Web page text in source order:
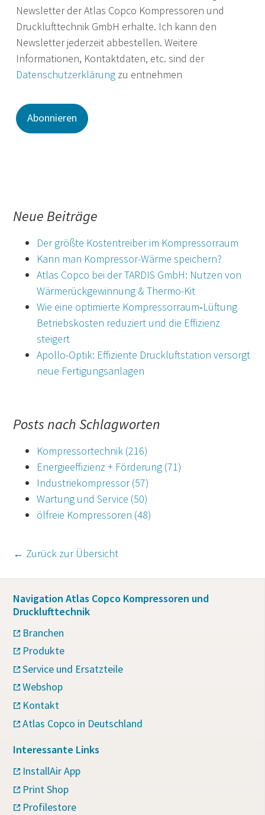
Newsletter der Atlas Copco Kompressoren und
Drucklufttechnik GmbH erhalte. Ich kann den
Newsletter jederzeit abbestellen. Weitere
Informationen, Kontaktdaten, etc. sind der
Datenschutzerklärungzu entnehmen
Neue Beiträge
Der größte Kostentreiber im Kompressorraum
Kann man Kompressor-Wärme speichern?
Atlas Copco bei der TARDIS GmbH: Nutzen von
Wärmerückgewinnung & Thermo-Kit
Wie eine optimierte Kompressorraum‑Lüftung
Betriebskosten reduziert und die Effizienz
steigert
Apollo-Optik: Effiziente Druckluftstation versorgt
neue Fertigungsanlagen
Posts nach Schlagworten
Kompressortechnik (216)
Energieeffizienz + Förderung (71)
Industriekompressor(57)
Wartung und Service (50)
ölfreie Kompressoren (48)
← Zurück zur Übersicht
Navigation Atlas Copco Kompressoren und
Drucklufttechnik
Branchen
Produkte
Service und Ersatzteile
Webshop
Kontakt
Atlas Copco in Deutschland
Interessante Links
InstallAir App
Print Shop
Profilestore